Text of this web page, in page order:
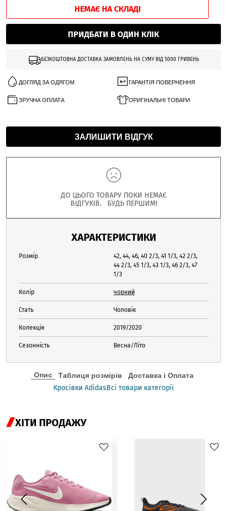
НЕМАЄ НА СКЛАДІ
ПРИДБАТИ В ОДИН КЛІК
БЕЗКОШТОВНА ДОСТАВКА ЗАМОВЛЕНЬ НА СУМУ ВІД 5000 ГРИВЕНЬ
ДОГЛЯД ЗА ОДЯГОМ ГАРАНТІЯ ПОВЕРНЕННЯ
ЗРУЧНА ОПЛАТА ОРИГІНАЛЬНІ ТОВАРИ
ЗАЛИШИТИ ВІДГУК
ДО ЦЬОГО ТОВАРУ ПОКИ НЕМАЄ
ВІДГУКІВ. БУДЬ ПЕРШИМ!
ХАРАКТЕРИСТИКИ
Розмір
42, 44, 46, 40 2/3, 41 1/3, 42 2/3,
44 2/3, 45 1/3, 43 1/3, 46 2/3, 47
1/3
Колір чорний
Стать Чоловік
Колекція 2019/2020
Сезонність Весна/Літо
Опис Таблиця розмірів Доставка і Оплата
Кросівки AdidasВсі товари категорії
ХІТИ ПРОДАЖУ